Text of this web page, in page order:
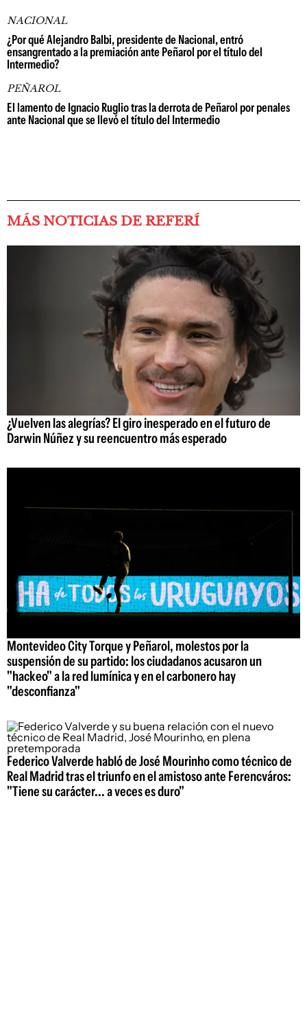
NACIONAL
¿Por qué Alejandro Balbi, presidente de Nacional, entró
ensangrentado a la premiación ante Peñarol por el título del
Intermedio?
PEÑAROL
El lamento de Ignacio Ruglio tras la derrota de Peñarol por penales
ante Nacional que se llevó el título del Intermedio
MÁS NOTICIAS DE REFERÍ
¿Vuelven las alegrías? El giro inesperado en el futuro de
Darwin Núñez y su reencuentro más esperado
Montevideo City Torque y Peñarol, molestos por la
suspensión de su partido: los ciudadanos acusaron un
"hackeo" a la red lumínica y en el carbonero hay
"desconfianza"
Federico Valverde habló de José Mourinho como técnico de
Real Madrid tras el triunfo en el amistoso ante Ferencváros:
"Tiene su carácter... a veces es duro"